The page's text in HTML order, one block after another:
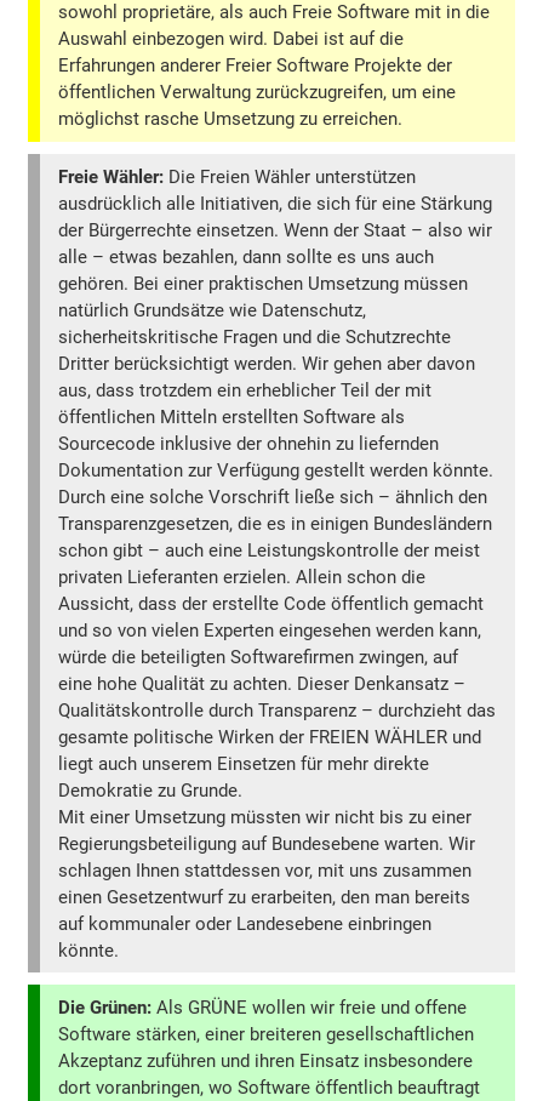
sowohl proprietäre, als auch Freie Software mit in die
Auswahl einbezogen wird. Dabei ist auf die
Erfahrungen anderer Freier Software Projekte der
öffentlichen Verwaltung zurückzugreifen, um eine
möglichst rasche Umsetzung zu erreichen.
Freie Wähler: Die Freien Wähler unterstützen
ausdrücklich alle Initiativen, die sich für eine Stärkung
der Bürgerrechte einsetzen. Wenn der Staat – also wir
alle – etwas bezahlen, dann sollte es uns auch
gehören. Bei einer praktischen Umsetzung müssen
natürlich Grundsätze wie Datenschutz,
sicherheitskritische Fragen und die Schutzrechte
Dritter berücksichtigt werden. Wir gehen aber davon
aus, dass trotzdem ein erheblicher Teil der mit
öffentlichen Mitteln erstellten Software als
Sourcecode inklusive der ohnehin zu liefernden
Dokumentation zur Verfügung gestellt werden könnte.
Durch eine solche Vorschrift ließe sich – ähnlich den
Transparenzgesetzen, die es in einigen Bundesländern
schon gibt – auch eine Leistungskontrolle der meist
privaten Lieferanten erzielen. Allein schon die
Aussicht, dass der erstellte Code öffentlich gemacht
und so von vielen Experten eingesehen werden kann,
würde die beteiligten Softwarefirmen zwingen, auf
eine hohe Qualität zu achten. Dieser Denkansatz –
Qualitätskontrolle durch Transparenz – durchzieht das
gesamte politische Wirken der FREIEN WÄHLER und
liegt auch unserem Einsetzen für mehr direkte
Demokratie zu Grunde.
Mit einer Umsetzung müssten wir nicht bis zu einer
Regierungsbeteiligung auf Bundesebene warten. Wir
schlagen Ihnen stattdessen vor, mit uns zusammen
einen Gesetzentwurf zu erarbeiten, den man bereits
auf kommunaler oder Landesebene einbringen
könnte.
Die Grünen: Als GRÜNE wollen wir freie und offene
Software stärken, einer breiteren gesellschaftlichen
Akzeptanz zuführen und ihren Einsatz insbesondere
dort voranbringen, wo Software öffentlich beauftragt